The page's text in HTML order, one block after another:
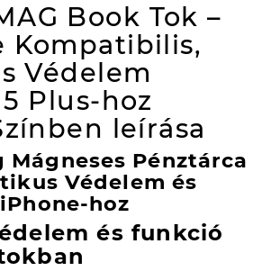
Book Tok –
Kompatibilis,
Védelem
Plus-hoz
leírása
Mágneses Pénztárca
Védelem és
hoz
és funkció